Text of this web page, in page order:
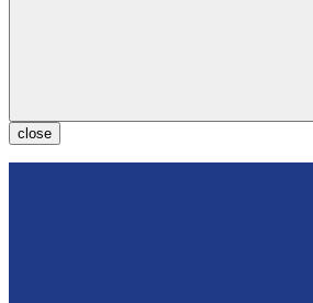
close